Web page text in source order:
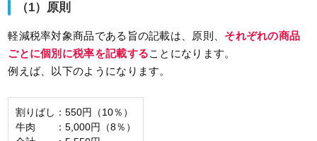
（1）原則
軽減税率対象商品である旨の記載は、原則、 それぞれの商品
ごとに個別に税率を記載することになります。
例えば、以下のようになります。
割りばし：550円（10％）
牛肉 ：5,000円（8％）